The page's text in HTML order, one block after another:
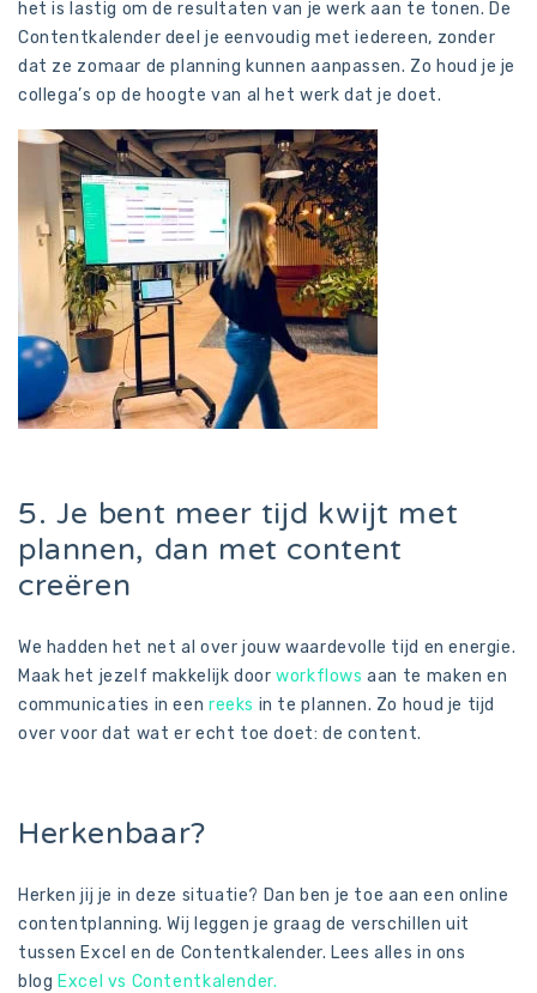
het is lastig om de resultaten van je werk aan te tonen. De
Contentkalender deel je eenvoudig met iedereen, zonder
dat ze zomaar de planning kunnen aanpassen. Zo houd je je
collega’s op de hoogte van al het werk dat je doet.
5. Je bent meer tijd kwijt met
plannen, dan met content
creëren
We hadden het net al over jouw waardevolle tijd en energie.
Maak het jezelf makkelijk door workflows aan te maken en
communicaties in een reeks in te plannen. Zo houd je tijd
over voor dat wat er echt toe doet: de content.
Herkenbaar?
Herken jij je in deze situatie? Dan ben je toe aan een online
contentplanning. Wij leggen je graag de verschillen uit
tussen Excel en de Contentkalender. Lees alles in ons
blog Excel vs Contentkalender.